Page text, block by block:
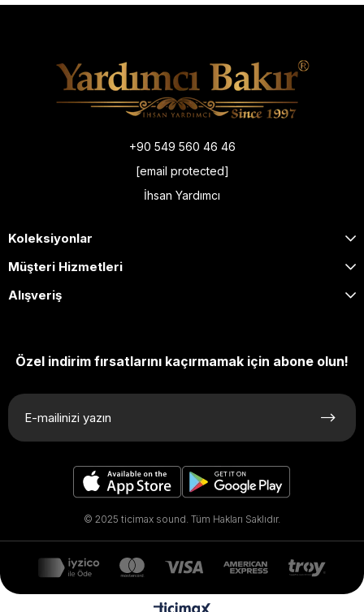
+90 549 560 46 46
[email protected]
İhsan Yardımcı
Koleksiyonlar
Müşteri Hizmetleri
Alışveriş
Özel indirim fırsatlarını kaçırmamak için abone olun!
© 2025 ticimax sound. Tüm Hakları Saklıdır.